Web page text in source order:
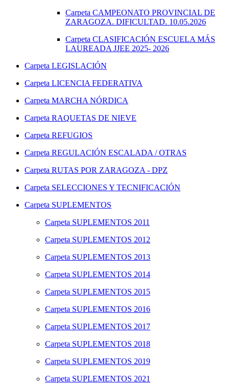
Carpeta CAMPEONATO PROVINCIAL DE
ZARAGOZA. DIFICULTAD. 10.05.2026
Carpeta CLASIFICACIÓN ESCUELA MÁS
LAUREADA JJEE 2025- 2026
Carpeta LEGISLACIÓN
Carpeta LICENCIA FEDERATIVA
Carpeta MARCHA NÓRDICA
Carpeta RAQUETAS DE NIEVE
Carpeta REFUGIOS
Carpeta REGULACIÓN ESCALADA / OTRAS
Carpeta RUTAS POR ZARAGOZA - DPZ
Carpeta SELECCIONES Y TECNIFICACIÓN
Carpeta SUPLEMENTOS
Carpeta SUPLEMENTOS 2011
Carpeta SUPLEMENTOS 2012
Carpeta SUPLEMENTOS 2013
Carpeta SUPLEMENTOS 2014
Carpeta SUPLEMENTOS 2015
Carpeta SUPLEMENTOS 2016
Carpeta SUPLEMENTOS 2017
Carpeta SUPLEMENTOS 2018
Carpeta SUPLEMENTOS 2019
Carpeta SUPLEMENTOS 2021